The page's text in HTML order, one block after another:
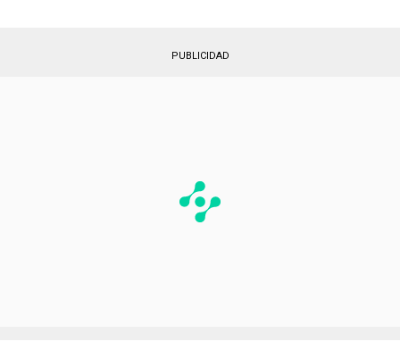
PUBLICIDAD